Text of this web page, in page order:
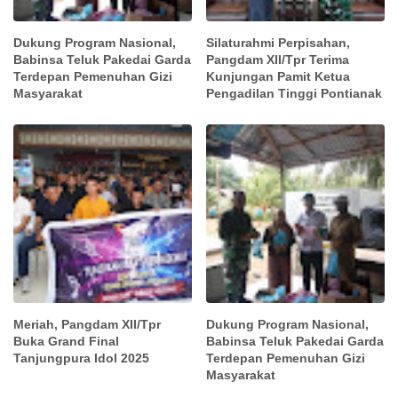
Dukung Program Nasional,
Babinsa Teluk Pakedai Garda
Terdepan Pemenuhan Gizi
Masyarakat
Silaturahmi Perpisahan,
Pangdam XII/Tpr Terima
Kunjungan Pamit Ketua
Pengadilan Tinggi Pontianak
Meriah, Pangdam XII/Tpr
Buka Grand Final
Tanjungpura Idol 2025
Dukung Program Nasional,
Babinsa Teluk Pakedai Garda
Terdepan Pemenuhan Gizi
Masyarakat